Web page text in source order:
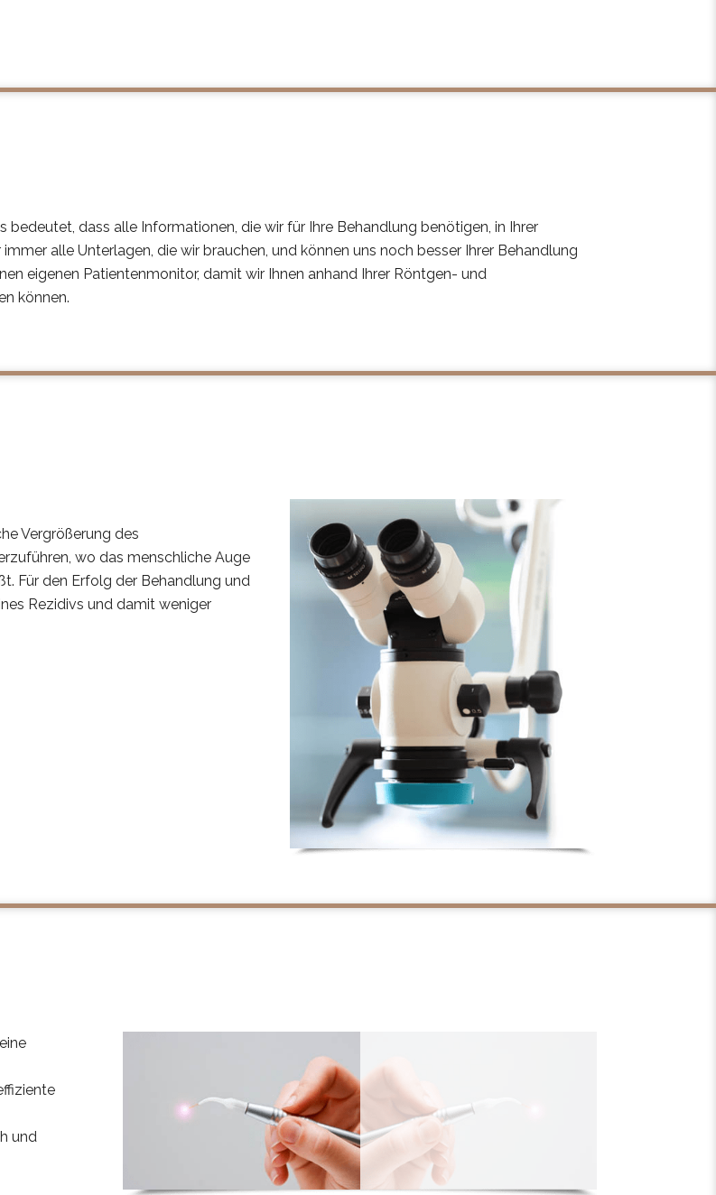
bedeutet, dass alle Informationen, die wir für Ihre Behandlung benötigen, in Ihrer
alle Unterlagen, die wir brauchen, und können uns noch besser Ihrer Behandlung
eigenen Patientenmonitor, damit wir Ihnen anhand Ihrer Röntgen- und
können.
Vergrößerung des
wo das menschliche Auge
Für den Erfolg der Behandlung und
Rezidivs und damit weniger
und